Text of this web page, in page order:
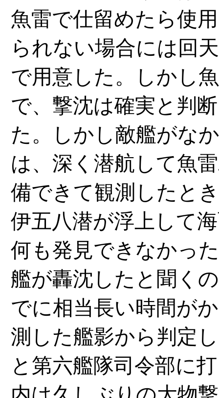
魚雷で仕留めたら使
られない場合には回
で用意した。しかし
で、撃沈は確実と判
た。しかし敵艦がな
は、深く潜航して魚
備できて観測したと
伊五八潜が浮上して
何も発見できなかっ
艦が轟沈したと聞く
でに相当長い時間が
測した艦影から判定
と第六艦隊司令部に